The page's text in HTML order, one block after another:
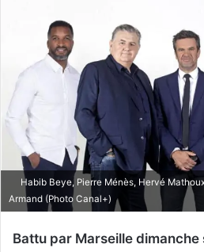
Habib Beye, Pierre Ménès, Hervé
Armand (Photo Canal+)
Battu par Marseille dimanche